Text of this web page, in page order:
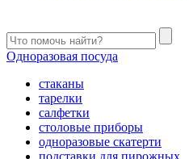
Одноразовая посуда
стаканы
тарелки
салфетки
столовые приборы
одноразовые скатерти
подставки для пирожных